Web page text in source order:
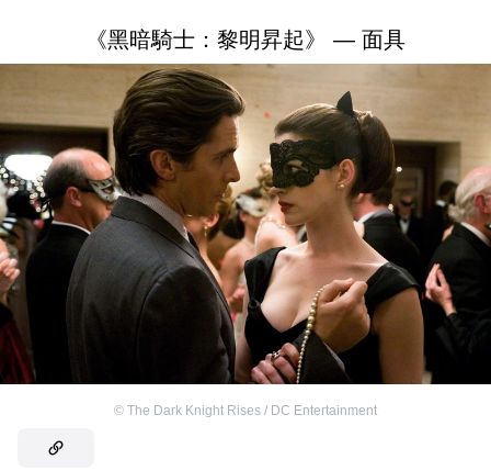
《黑暗騎士：黎明昇起》 — 面具
© The Dark Knight Rises / DC Entertainment